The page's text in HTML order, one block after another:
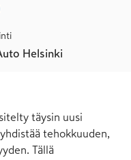
Helsinki
täysin uusi
tehokkuuden,
Tällä